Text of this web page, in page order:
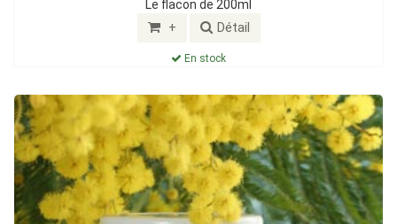
Le flacon de 200ml
+ Détail
En stock